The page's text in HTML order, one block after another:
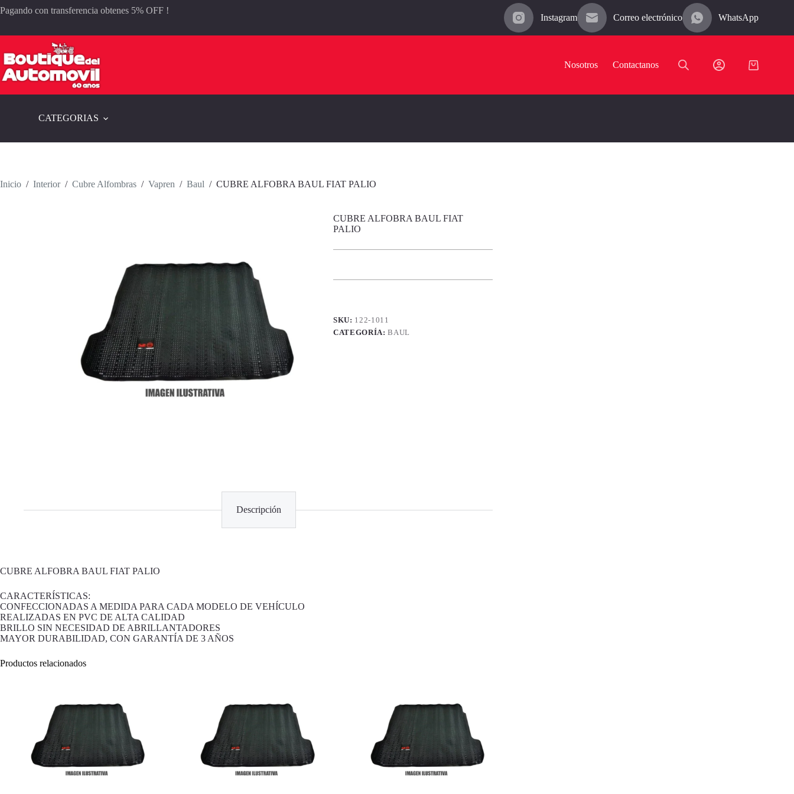
al
Pagando con transferencia obtenes 5% OFF !
Instagram Correo electrónico WhatsApp
Nosotros Contactanos
Carro
CATEGORIAS
Inicio / Interior / Cubre Alfombras / Vapren / Baul / CUBRE ALFOBRA BAUL FIAT PALIO
CUBRE ALFOBRA BAUL FIAT
PALIO
SKU: 122-1011
CATEGORÍA:BAUL
Descripción
CUBRE ALFOBRA BAUL FIAT PALIO
CARACTERÍSTICAS:
CONFECCIONADAS A MEDIDA PARA CADA MODELO DE VEHÍCULO
REALIZADAS EN PVC DE ALTA CALIDAD
BRILLO SIN NECESIDAD DE ABRILLANTADORES
MAYOR DURABILIDAD, CON GARANTÍA DE 3 AÑOS
Productos relacionados